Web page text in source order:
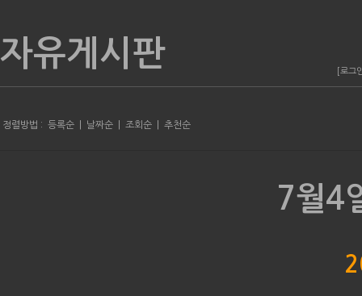
자유게시판
정렬방법 : 등록순 날짜순 조회순 추천순
[로그
7월4